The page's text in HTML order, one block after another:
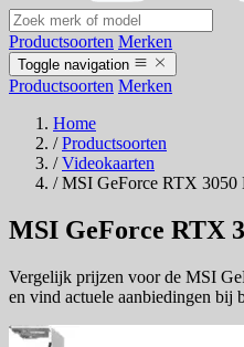
Productsoorten Merken
Toggle navigation
Productsoorten Merken
Home
/ Productsoorten
/ Videokaarten
/ MSI GeForce RTX 3050
MSI GeForce RTX
Vergelijk prijzen voor de MSI
en vind actuele aanbiedingen bij